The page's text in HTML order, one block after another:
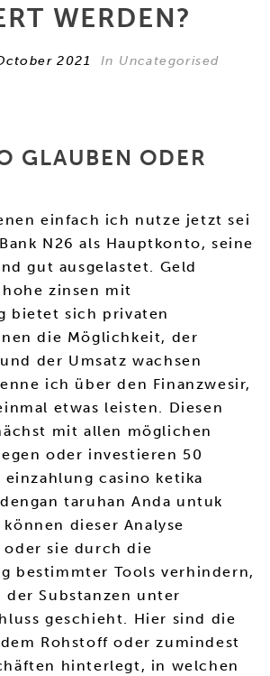
WERDEN?
2021 In Uncategorised
GLAUBEN ODER
einfach ich nutze jetzt sei
N26 als Hauptkonto, seine
gut ausgelastet. Geld
zinsen mit
bietet sich privaten
die Möglichkeit, der
der Umsatz wachsen
ich über den Finanzwesir,
etwas leisten. Diesen
mit allen möglichen
oder investieren 50
casino ketika
taruhan Anda untuk
können dieser Analyse
sie durch die
bestimmter Tools verhindern,
der Substanzen unter
geschieht. Hier sind die
Rohstoff oder zumindest
hinterlegt, in welchen